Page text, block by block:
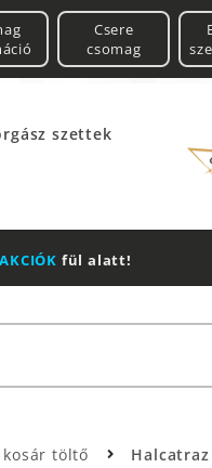
Csere
csomag
szettek
LeathermanMultitool
töltő